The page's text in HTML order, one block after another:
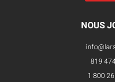
NOUS
819
1 800